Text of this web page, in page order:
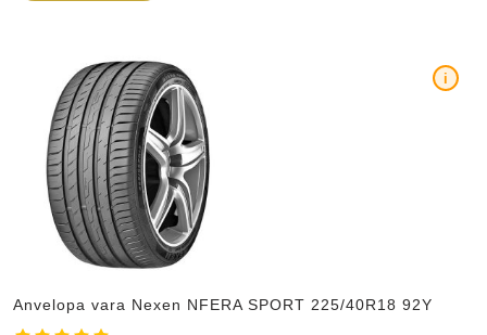
Anvelopa vara Nexen NFERA SPORT 225/40R18 92Y
i